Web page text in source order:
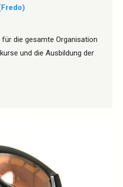
die gesamte Organisation
und die Ausbildung der